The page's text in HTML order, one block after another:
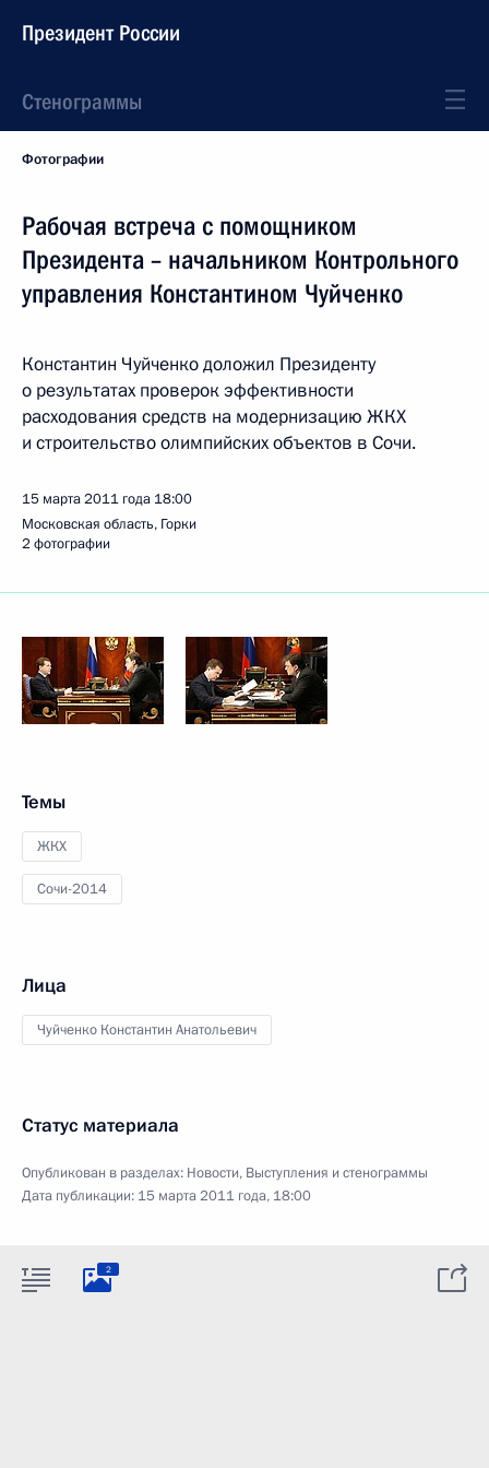
Президент России
Стенограммы
Фотографии
Рабочая встреча с помощником
Президента – начальником Контрольного
управления Константином Чуйченко
Константин Чуйченко доложил Президенту
о результатах проверок эффективности
расходования средств на модернизацию ЖКХ
и строительство олимпийских объектов в Сочи.
15 марта 2011 года 18:00
Московская область, Горки
2 фотографии
Темы
ЖКХ
Сочи-2014
Лица
Чуйченко Константин Анатольевич
Статус материала
Опубликован в разделах: Новости, Выступления и стенограммы
Дата публикации: 15 марта 2011 года, 18:00
2